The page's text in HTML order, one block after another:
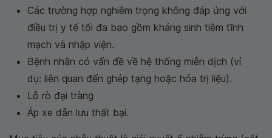
Các trường hợp nghiêm trọng không đáp ứng với
điều trị y tế tối đa bao gồm kháng sinh tiêm tĩnh
mạch và nhập viện.
Bệnh nhân có vấn đề về hệ thống miễn dịch (ví
dụ: liên quan đến ghép tạng hoặc hóa trị liệu).
Lỗ rò đại tràng
Áp xe dẫn lưu thất bại.